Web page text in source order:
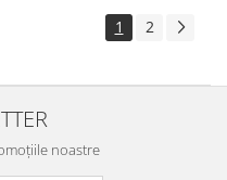
1 2
noastre